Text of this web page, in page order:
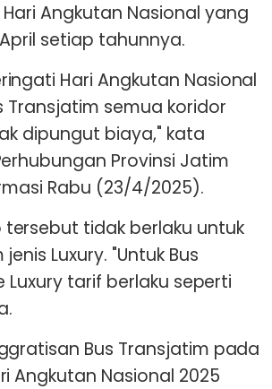
Angkutan Nasional yang
setiap tahunnya.
Hari Angkutan Nasional
Transjatim semua koridor
dipungut biaya," kata
Provinsi Jatim
Rabu (23/4/2025).
tidak berlaku untuk
Luxury. "Untuk Bus
Luxury tarif berlaku seperti
Bus Transjatim pada
Angkutan Nasional 2025